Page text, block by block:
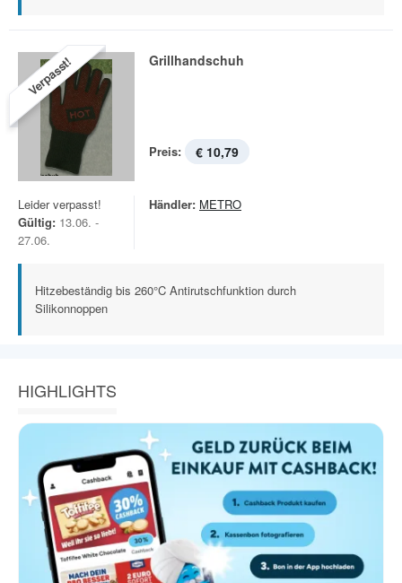
Verpasst! Grillhandschuh
Preis: € 10,79
Leider verpasst!
Gültig: 13.06. -
27.06.
Händler: METRO
Hitzebeständig bis 260°C Antirutschfunktion durch
Silikonnoppen
HIGHLIGHTS